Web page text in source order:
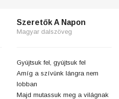
Szeretők A Napon
Magyar dalszöveg
Gyújtsuk fel, gyújtsuk fel
Amíg a szívünk lángra nem
lobban
Majd mutassuk meg a világnak